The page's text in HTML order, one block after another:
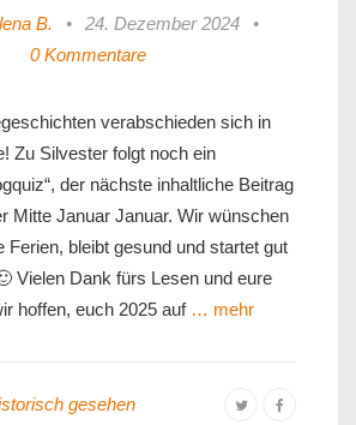
B. • 24. Dezember 2024
•
0 Kommentare
verabschieden sich in
Zu Silvester folgt noch ein
der nächste inhaltliche Beitrag
Mitte Januar Januar. Wir wünschen
Ferien, bleibt gesund und startet gut
Vielen Dank fürs Lesen und eure
hoffen, euch 2025 auf… mehr
gesehen